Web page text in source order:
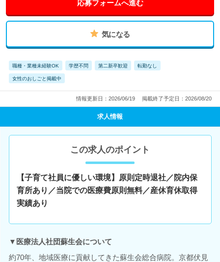
応募フォームへ進む
気になる
職種・業種未経験OK 学歴不問 第二新卒歓迎 転勤なし
女性のおしごと掲載中
情報更新日：2026/06/19 掲載終了予定日：2026/08/20
求人情報
この求人のポイント
【子育て社員に優しい環境】原則定時退社／院内保
育所あり／当院での医療費原則無料／産休育休取得
実績あり
▼医療法人社団蘇生会について
約70年、地域医療に貢献してきた蘇生会総合病院。京都伏見